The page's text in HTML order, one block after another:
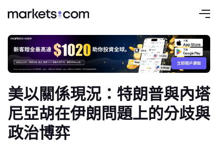
美以關係現況：特朗普與內塔
尼亞胡在伊朗問題上的分歧與
政治博弈